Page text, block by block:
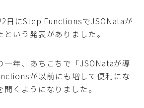
日にStep FunctionsでJSONataが
いう発表がありました。
一年、あちこちで「JSONataが導
が以前にも増して便利にな
くようになりました。